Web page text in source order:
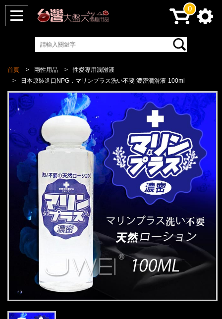
首頁 兩性用品
性愛專用潤滑液
日本原裝進口NPG．マリンプラス洗い不要 濃密潤滑液-100ml
0